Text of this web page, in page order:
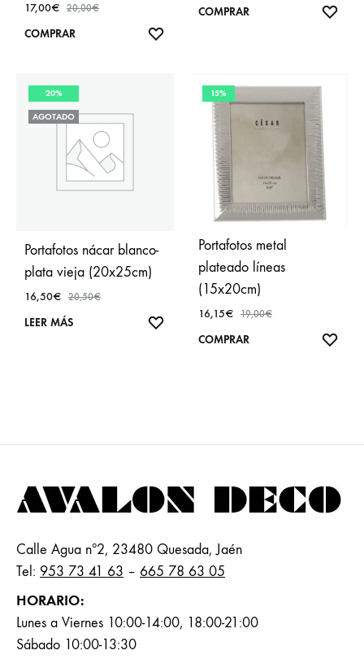
17,00€ 20,00€
COMPRAR
COMPRAR
20%
AGOTADO
Portafotos nácar blanco-
plata vieja (20x25cm)
16,50€ 20,50€
LEER MÁS
AÑADIR
15%
Portafotos metal
plateado líneas
(15x20cm)
16,15€ 19,00€
COMPRAR
Calle Agua nº2, 23480 Quesada, Jaén
Tel: 953 73 41 63 – 665 78 63 05
HORARIO:
Lunes a Viernes 10:00-14:00, 18:00-21:00
Sábado 10:00-13:30